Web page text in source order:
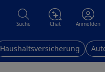
Suche Chat Anmelden
Haushaltsversicherung